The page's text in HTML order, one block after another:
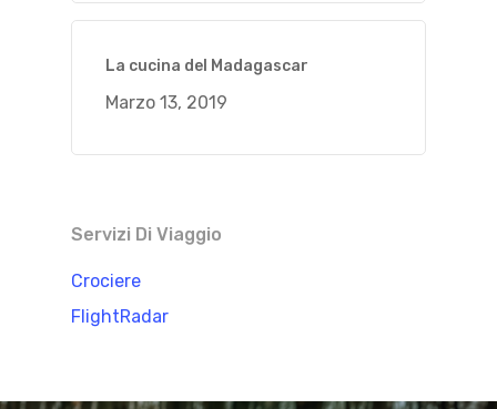
La cucina del Madagascar
Marzo 13, 2019
Servizi Di Viaggio
Crociere
FlightRadar